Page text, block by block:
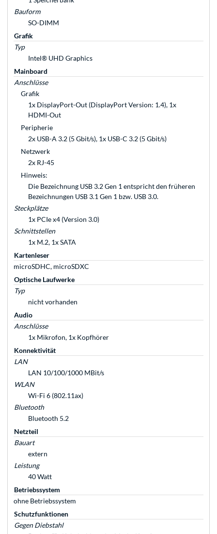
Bauform
SO-DIMM
Grafik
Typ
Intel® UHD Graphics
Mainboard
Anschlüsse
Grafik
1x DisplayPort-Out (DisplayPort Version: 1.4), 1x
HDMI-Out
Peripherie
2x USB-A 3.2 (5 Gbit/s), 1x USB-C 3.2 (5 Gbit/s)
Netzwerk
2x RJ-45
Hinweis:
Die Bezeichnung USB 3.2 Gen 1 entspricht den früheren
Bezeichnungen USB 3.1 Gen 1 bzw. USB 3.0.
Steckplätze
1x PCIe x4 (Version 3.0)
Schnittstellen
1x M.2, 1x SATA
Kartenleser
microSDHC, microSDXC
Optische Laufwerke
Typ
nicht vorhanden
Audio
Anschlüsse
1x Mikrofon, 1x Kopfhörer
Konnektivität
LAN
LAN 10/100/1000 MBit/s
WLAN
Wi-Fi 6 (802.11ax)
Bluetooth
Bluetooth 5.2
Netzteil
Bauart
extern
Leistung
40 Watt
Betriebssystem
ohne Betriebssystem
Schutzfunktionen
Gegen Diebstahl